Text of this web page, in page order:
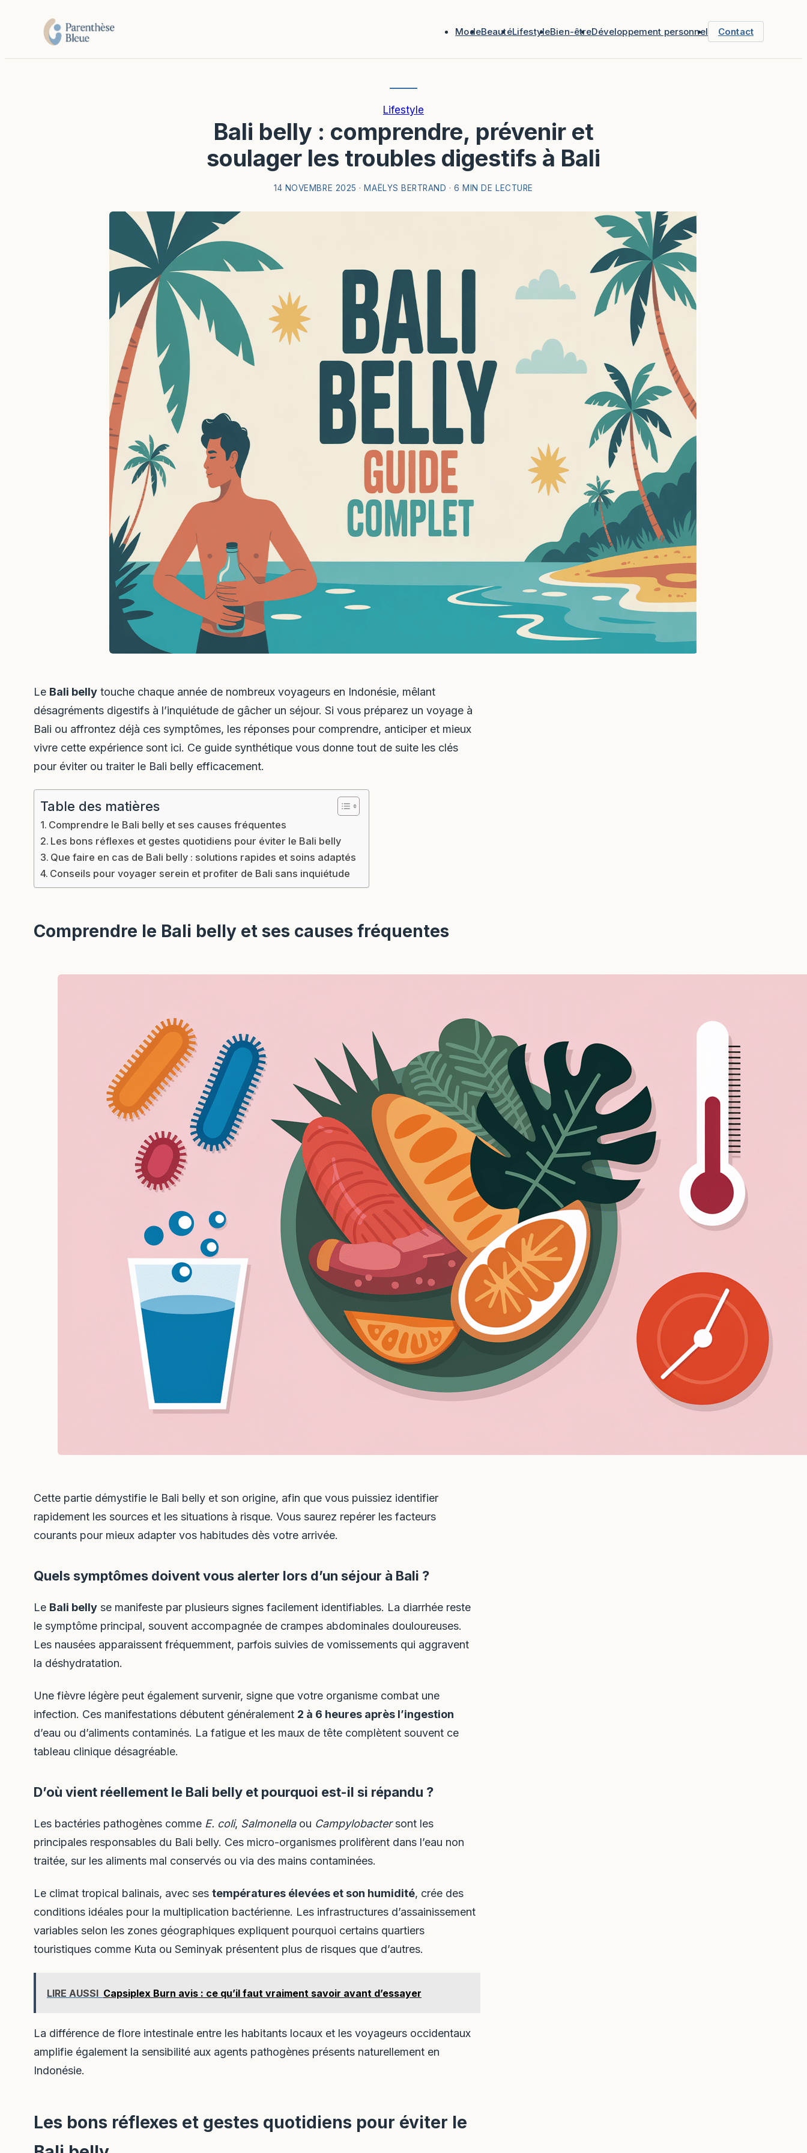
ModeBeautéLifestyleBien-êtreDéveloppement personnel Contact
Lifestyle
Bali belly : comprendre, prévenir et
soulager les troubles digestifs à Bali
14 NOVEMBRE 2025 · MAËLYS BERTRAND · 6 MIN DE LECTURE
Le Bali belly touche chaque année de nombreux voyageurs en Indonésie, mêlant
désagréments digestifs à l’inquiétude de gâcher un séjour. Si vous préparez un voyage à
Bali ou affrontez déjà ces symptômes, les réponses pour comprendre, anticiper et mieux
vivre cette expérience sont ici. Ce guide synthétique vous donne tout de suite les clés
pour éviter ou traiter le Bali belly efficacement.
Table des matières
Comprendre le Bali belly et ses causes fréquentes
Les bons réflexes et gestes quotidiens pour éviter le Bali belly
Que faire en cas de Bali belly : solutions rapides et soins adaptés
Conseils pour voyager serein et profiter de Bali sans inquiétude
Comprendre le Bali belly et ses causes fréquentes
Cette partie démystifie le Bali belly et son origine, afin que vous puissiez identifier
rapidement les sources et les situations à risque. Vous saurez repérer les facteurs
courants pour mieux adapter vos habitudes dès votre arrivée.
Quels symptômes doivent vous alerter lors d’un séjour à Bali ?
Le Bali belly se manifeste par plusieurs signes facilement identifiables. La diarrhée reste
le symptôme principal, souvent accompagnée de crampes abdominales douloureuses.
Les nausées apparaissent fréquemment, parfois suivies de vomissements qui aggravent
la déshydratation.
Une fièvre légère peut également survenir, signe que votre organisme combat une
infection. Ces manifestations débutent généralement 2 à 6 heures après l’ingestion
d’eau ou d’aliments contaminés. La fatigue et les maux de tête complètent souvent ce
tableau clinique désagréable.
D’où vient réellement le Bali belly et pourquoi est-il si répandu ?
Les bactéries pathogènes comme E. coli, Salmonellaou Campylobactersont les
principales responsables du Bali belly. Ces micro-organismes prolifèrent dans l’eau non
traitée, sur les aliments mal conservés ou via des mains contaminées.
Le climat tropical balinais, avec ses températures élevées et son humidité, crée des
conditions idéales pour la multiplication bactérienne. Les infrastructures d’assainissement
variables selon les zones géographiques expliquent pourquoi certains quartiers
touristiques comme Kuta ou Seminyak présentent plus de risques que d’autres.
LIRE AUSSI Capsiplex Burn avis : ce qu’il faut vraiment savoir avant d’essayer
La différence de flore intestinale entre les habitants locaux et les voyageurs occidentaux
amplifie également la sensibilité aux agents pathogènes présents naturellement en
Indonésie.
Les bons réflexes et gestes quotidiens pour éviter le